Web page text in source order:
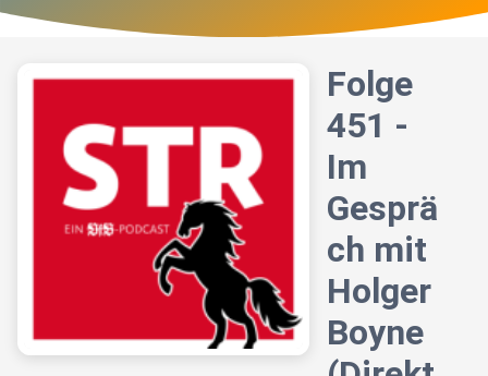
Folge
451 -
Im
Gesprä
ch mit
Holger
Boyne